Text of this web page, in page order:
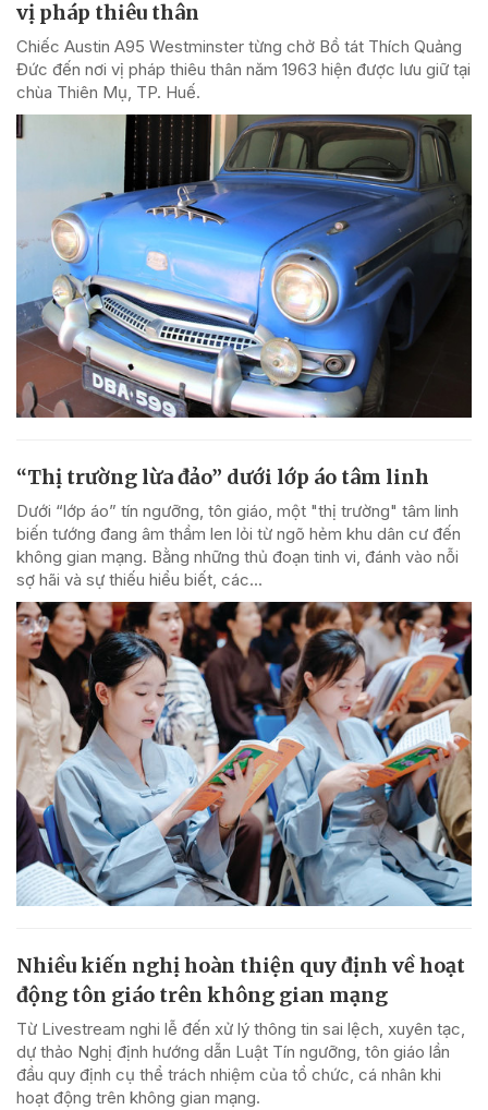
vị pháp thiêu thân
Chiếc Austin A95 Westminster từng chở Bồ tát Thích Quảng
Đức đến nơi vị pháp thiêu thân năm 1963 hiện được lưu giữ tại
chùa Thiên Mụ, TP. Huế.
“Thị trường lừa đảo” dưới lớp áo tâm linh
Dưới “lớp áo” tín ngưỡng, tôn giáo, một "thị trường" tâm linh
biến tướng đang âm thầm len lỏi từ ngõ hẻm khu dân cư đến
không gian mạng. Bằng những thủ đoạn tinh vi, đánh vào nỗi
sợ hãi và sự thiếu hiểu biết, các...
Nhiều kiến nghị hoàn thiện quy định về hoạt
động tôn giáo trên không gian mạng
Từ Livestream nghi lễ đến xử lý thông tin sai lệch, xuyên tạc,
dự thảo Nghị định hướng dẫn Luật Tín ngưỡng, tôn giáo lần
đầu quy định cụ thể trách nhiệm của tổ chức, cá nhân khi
hoạt động trên không gian mạng.